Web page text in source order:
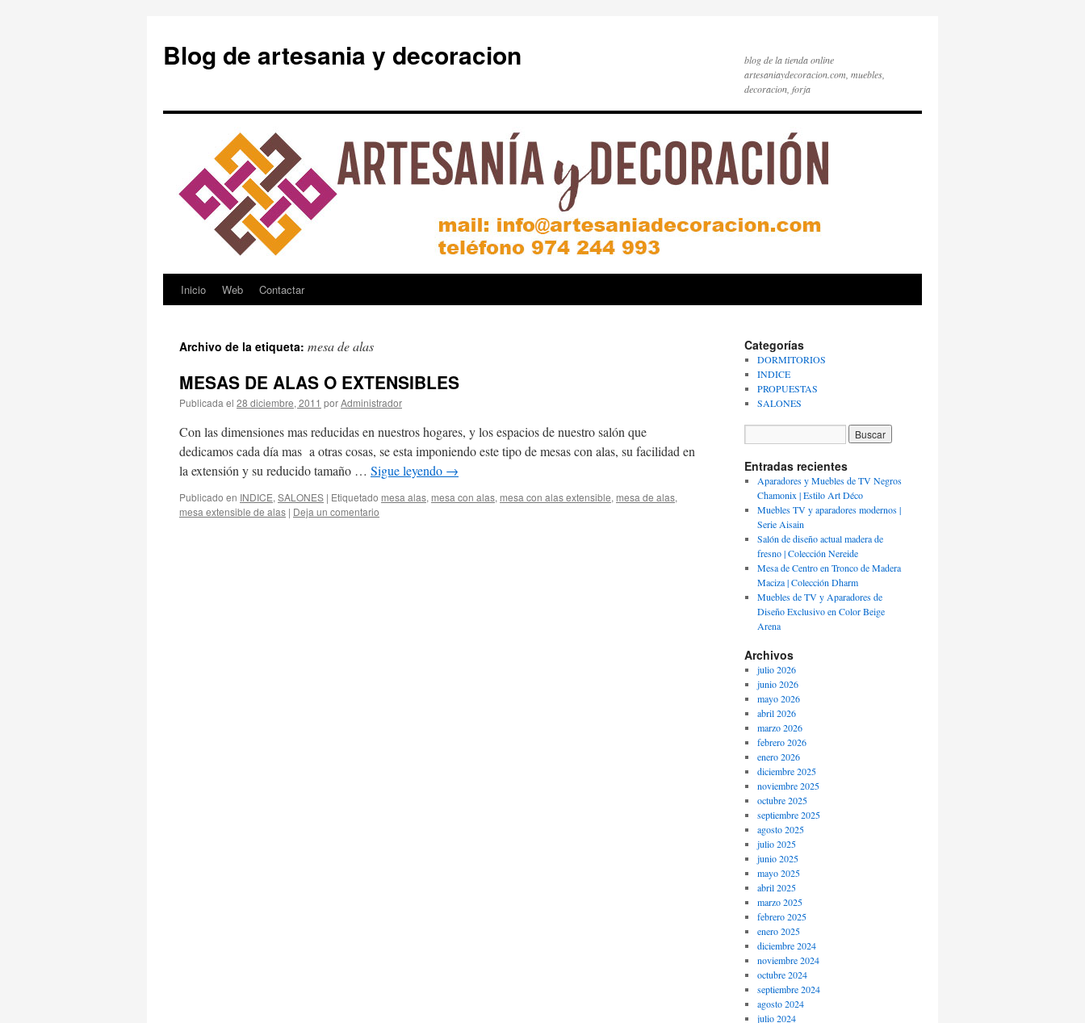
Blog de artesania y decoracion
blog de la tienda online
artesaniaydecoracion.com, muebles,
decoracion, forja
Saltar
contenido
Inicio Web Contactar
Archivo de la etiqueta: mesa de alas
MESAS DE ALAS O EXTENSIBLES
Publicada el 28 diciembre, 2011 porAdministrador
Con las dimensiones mas reducidas en nuestros hogares, y los espacios de nuestro salón que
dedicamos cada día mas a otras cosas, se esta imponiendo este tipo de mesas con alas, su facilidad en
la extensión y su reducido tamaño … Sigue leyendo →
Publicado en INDICE, SALONES | Etiquetado mesa alas, mesa con alas, mesa con alas extensible, mesa de alas,
mesa extensible de alas | Deja un comentario
Categorías
DORMITORIOS
INDICE
PROPUESTAS
SALONES
Entradas recientes
Aparadores y Muebles de TV Negros
Chamonix | Estilo Art Déco
Muebles TV y aparadores modernos |
Serie Aisain
Salón de diseño actual madera de
fresno | Colección Nereide
Mesa de Centro en Tronco de Madera
Maciza | Colección Dharm
Muebles de TV y Aparadores de
Diseño Exclusivo en Color Beige
Arena
Archivos
julio 2026
junio 2026
mayo 2026
abril 2026
marzo 2026
febrero 2026
enero 2026
diciembre 2025
noviembre 2025
octubre 2025
septiembre 2025
agosto 2025
julio 2025
junio 2025
mayo 2025
abril 2025
marzo 2025
febrero 2025
enero 2025
diciembre 2024
noviembre 2024
octubre 2024
septiembre 2024
agosto 2024
julio 2024